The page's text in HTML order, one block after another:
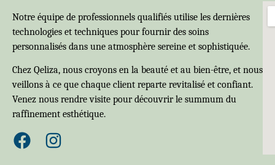
Notre équipe de professionnels qualifiés utilise les dernières
technologies et techniques pour fournir des soins
personnalisés dans une atmosphère sereine et sophistiquée.
Chez Qeliza, nous croyons en la beauté et au bien-être, et nous
veillons à ce que chaque client reparte revitalisé et confiant.
Venez nous rendre visite pour découvrir le summum du
raffinement esthétique.